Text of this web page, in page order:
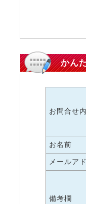
かん
お問合せ
お名前
メールア
備考欄